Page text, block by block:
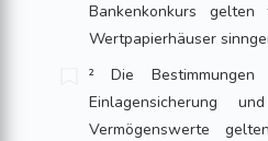
Bankenkonkurs
Wertpapierhäuser
² Die
Einlagensicherung
Vermögenswerte